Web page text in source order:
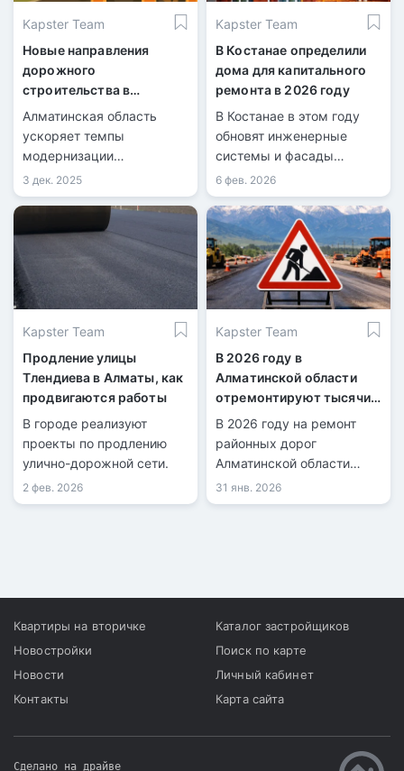
Kapster Team
Новые направления
дорожного
строительства в
Алматинской области в
Алматинская область
ускоряет темпы
модернизации
автомобильных трасс.
3 дек. 2025
Kapster Team
В Костанае определили
дома для капитального
ремонта в 2026 году
В Костанае в этом году
обновят инженерные
системы и фасады
многоквартирных домов.
6 фев. 2026
Kapster Team
Продление улицы
Тлендиева в Алматы, как
продвигаются работы
В городе реализуют
проекты по продлению
улично-дорожной сети.
2 фев. 2026
Kapster Team
В 2026 году в
Алматинской области
отремонтируют тысячи
километров дорог
В 2026 году на ремонт
районных дорог
Алматинской области
направят 25 млрд тенге.
31 янв. 2026
Квартиры на вторичке
Новостройки
Новости
Контакты
Каталог застройщиков
Поиск по карте
Личный кабинет
Карта сайта
Сделано на драйве